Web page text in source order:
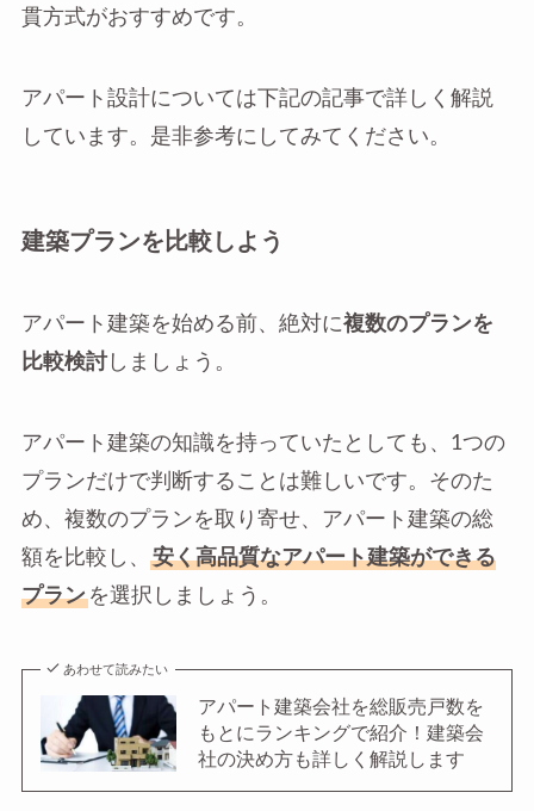
貫方式がおすすめです。
アパート設計については下記の記事で詳しく解説
しています。是非参考にしてみてください。
建築プランを比較しよう
アパート建築を始める前、絶対に複数のプランを
比較検討しましょう。
アパート建築の知識を持っていたとしても、1つの
プランだけで判断することは難しいです。そのた
め、複数のプランを取り寄せ、アパート建築の総
額を比較し、
安く高品質なアパート建築ができる
プランを選択しましょう。
あわせて読みたい
アパート建築会社を総販売戸数を
もとにランキングで紹介！建築会
社の決め方も詳しく解説します